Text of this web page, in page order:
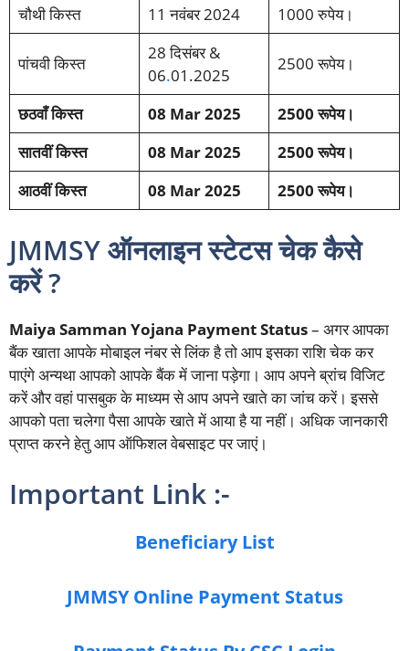
चौथी किस्त
11 नवंबर 2024 1000 रुपेय।
पांचवी किस्त
28 दिसंबर &
06.01.2025
2500 रूपेय।
छठवाँ किस्त 08 Mar 2025
2500 रूपेय।
सातवीं किस्त
08 Mar 2025
2500 रूपेय।
आठवीं किस्त
08 Mar 2025 2500 रूपेय।
JMMSY ऑनलाइन स्टेटस चेक कैसे
करें ?
Maiya Samman Yojana Payment Status– अगर आपका
बैंक खाता आपके मोबाइल नंबर से लिंक है तो आप इसका राशि चेक कर
पाएंगे अन्यथा आपको आपके बैंक में जाना पड़ेगा। आप अपने ब्रांच विजिट
करें और वहां पासबुक के माध्यम से आप अपने खाते का जांच करें। इससे
आपको पता चलेगा पैसा आपके खाते में आया है या नहीं। अधिक जानकारी
प्राप्त करने हेतु आप ऑफिशल वेबसाइट पर जाएं।
Important Link :-
Beneficiary List
JMMSY Online Payment Status